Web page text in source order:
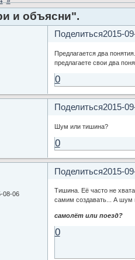
и объясни".
Поделиться2015-
Предлагается два
предлагаете свои два
0
Поделиться2015-
Шум или тишина?
0
Поделиться2015-
08-06
Тишина. Её часто не
самим создавать... А шум
самолёт или поезд?
0